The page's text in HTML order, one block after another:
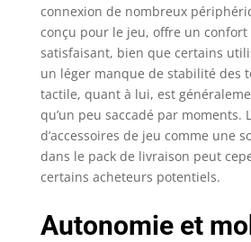
connexion de nombreux
conçu pour le jeu, offre un
satisfaisant, bien que certains
un léger manque de stabilité des
tactile, quant à lui, est
qu’un peu saccadé par moments.
d’accessoires de jeu comme une
dans le pack de livraison peut
certains acheteurs potentiels.
Autonomie et